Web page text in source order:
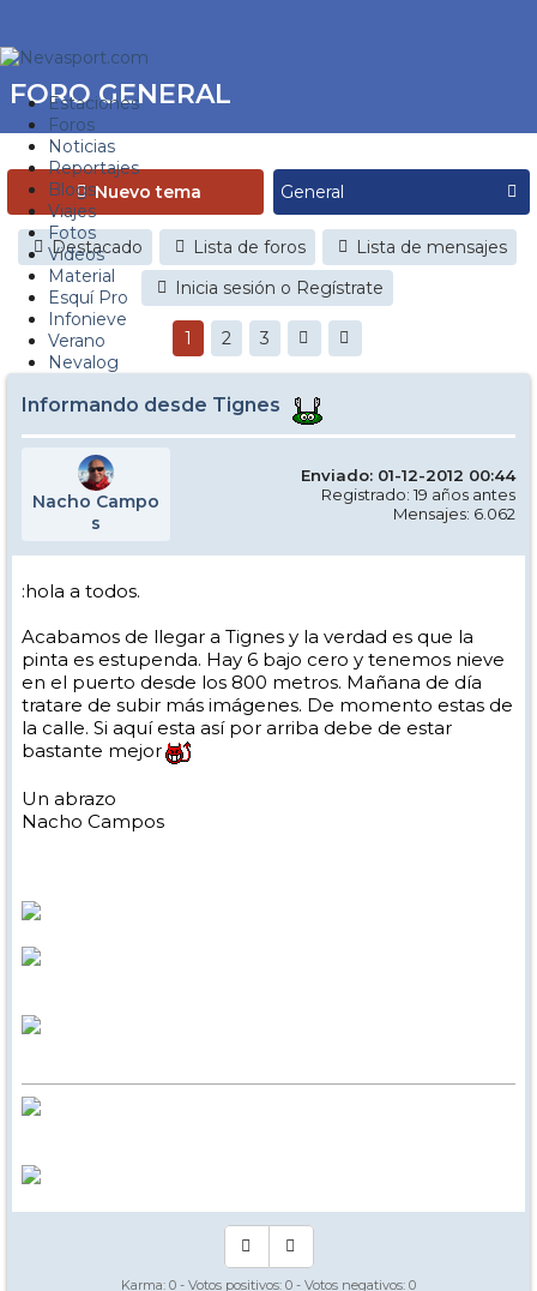
Estaciones
Foros
Noticias
Reportajes
Blogs
Viajes
Fotos
Videos
Material
Esquí Pro
Infonieve
Verano
Nevalog
FORO GENERAL
Nuevo tema
Destacado Lista de foros
Lista de mensajes
Inicia sesión o Regístrate
1 2 3
Informando desde Tignes
Nacho Campo
s
Enviado: 01-12-2012 00:44
Registrado: 19 años antes
Mensajes: 6.062
:hola a todos.
Acabamos de llegar a Tignes y la verdad es que la
pinta es estupenda. Hay 6 bajo cero y tenemos nieve
en el puerto desde los 800 metros. Mañana de día
tratare de subir más imágenes. De momento estas de
la calle. Si aquí esta así por arriba debe de estar
bastante mejor
Un abrazo
Nacho Campos
Karma: 0 - Votos positivos: 0 - Votos negativos: 0